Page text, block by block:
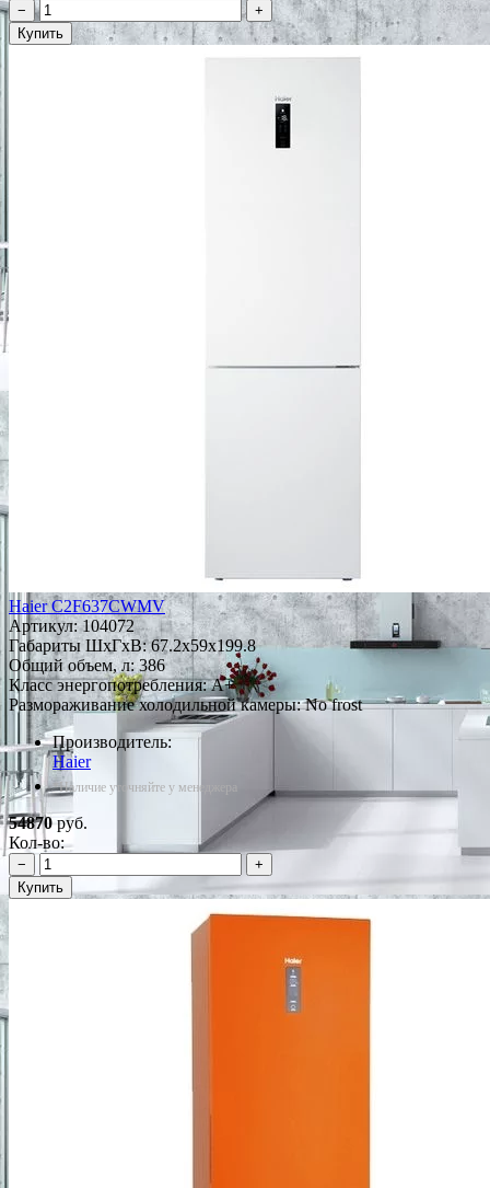
−
+
Купить
Haier C2F637CWMV
Артикул:104072
Габариты ШxГxВ: 67.2x59x199.8
Общий объем, л: 386
Класс энергопотребления: A+
Размораживание холодильной камеры: No frost
Производитель:
Haier
*Наличие уточняйте у менеджера
54870руб.
Кол-во:
−
+
Купить